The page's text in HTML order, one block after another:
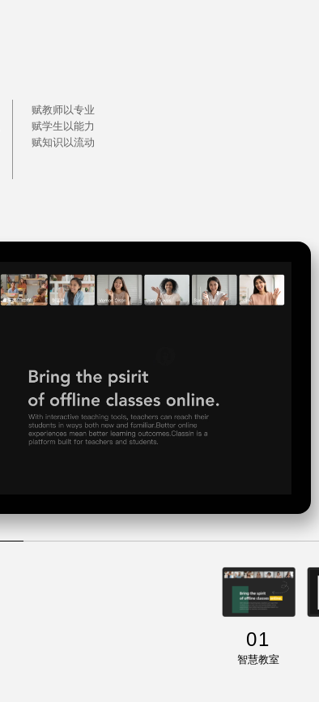
赋教师以专业
赋学生以能力
赋知识以流动
01
智慧教室